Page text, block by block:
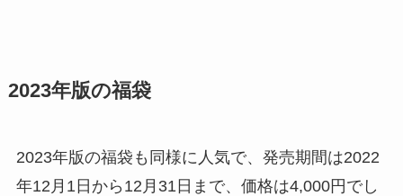
2023年版の福袋
2023年版の福袋も同様に人気で、発売期間は2022
年12月1日から12月31日まで、価格は4,000円でし